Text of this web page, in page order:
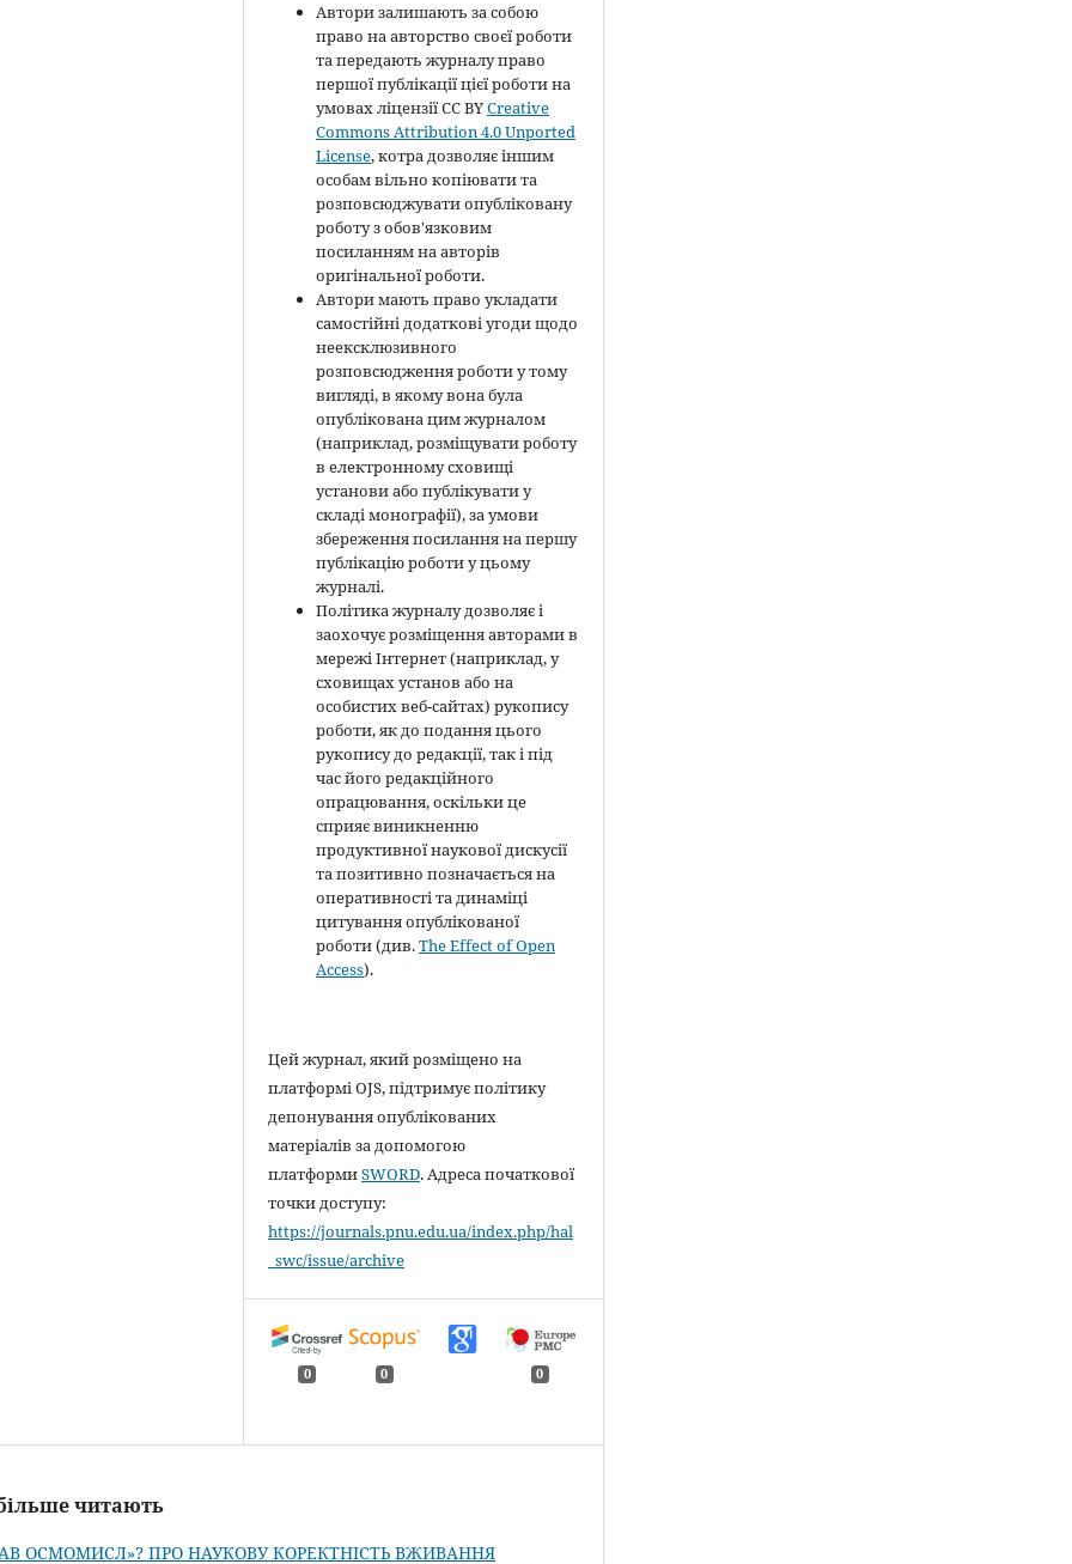
Автори залишають за собою
право на авторство своєї роботи
та передають журналу право
першої публікації цієї роботи на
умовах ліцензії CC BYCreative
Commons Attribution 4.0 Unported
License, котра дозволяє іншим
особам вільно копіювати та
розповсюджувати опубліковану
роботу з обов'язковим
посиланням на авторів
оригінальної роботи.
Автори мають право укладати
самостійні додаткові угоди щодо
неексклюзивного
розповсюдження роботи у тому
вигляді, в якому вона була
опублікована цим журналом
(наприклад, розміщувати роботу
в електронному сховищі
установи або публікувати у
складі монографії), за умови
збереження посилання на першу
публікацію роботи у цьому
журналі.
Політика журналу дозволяє і
заохочує розміщення авторами в
мережі Інтернет (наприклад, у
сховищах установ або на
особистих веб-сайтах) рукопису
роботи, як до подання цього
рукопису до редакції, так і під
час його редакційного
опрацювання, оскільки це
сприяє виникненню
продуктивної наукової дискусії
та позитивно позначається на
оперативності та динаміці
цитування опублікованої
роботи (див.The Effect of Open
Access).
Цей журнал, який розміщено на
платформі OJS, підтримує політику
депонування опублікованих
матеріалів за допомогою
платформиSWORD. Адреса початкової
точки доступу:
https://journals.pnu.edu.ua/index.php/hal
_swc/issue/archive
0 0 0
читають
ОСМОМИСЛ»? ПРО НАУКОВУ КОРЕКТНІСТЬ ВЖИВАННЯ